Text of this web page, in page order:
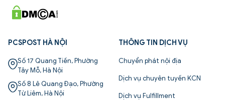
PCSPOST HÀ NỘI
Số 17 Quang Tiến, Phường
Tây Mỗ, Hà Nội
Số 8 Lê Quang Đạo, Phường
Từ Liêm, Hà Nội
THÔNG TIN DỊCH VỤ
Chuyển phát nội địa
Dịch vụ chuyên tuyến KCN
Dịch vụ Fulfillment